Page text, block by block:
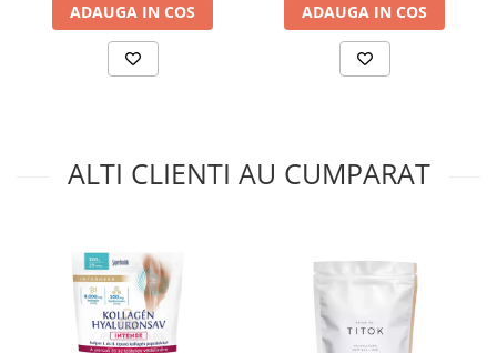
ADAUGA IN COS ADAUGA IN COS
ALTI CLIENTI AU CUMPARAT